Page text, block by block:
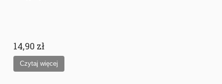
14,90 zł